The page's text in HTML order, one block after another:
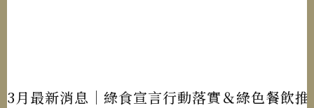
3月最新消息｜綠食宣言行動落實＆綠色餐飲